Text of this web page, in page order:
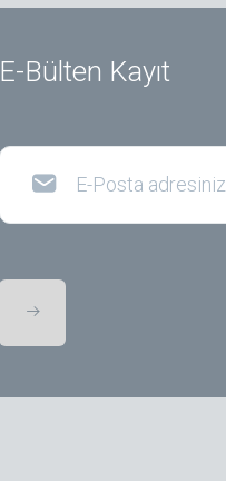
E-Bülten Kayıt
E-Posta adresiniz